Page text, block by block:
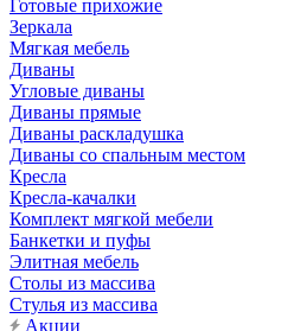
Готовые прихожие
Зеркала
Мягкая мебель
Диваны
Угловые диваны
Диваны прямые
Диваны раскладушка
Диваны со спальным местом
Кресла
Кресла-качалки
Комплект мягкой мебели
Банкетки и пуфы
Элитная мебель
Столы из массива
Стулья из массива
Акции